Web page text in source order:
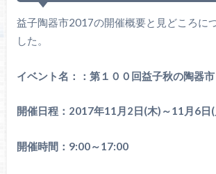
益子陶器市2017の開催概要と見どころに
した。
イベント名：：第１００回益子秋の陶器市
開催日程：2017年11月2日(木)～11月6日(
開催時間：9:00～17:00